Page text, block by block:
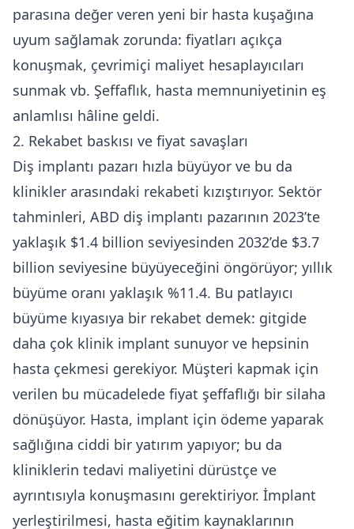
parasına değer veren yeni bir hasta kuşağına
uyum sağlamak zorunda: fiyatları açıkça
konuşmak, çevrimiçi maliyet hesaplayıcıları
sunmak vb. Şeffaflık, hasta memnuniyetinin eş
anlamlısı hâline geldi.
2. Rekabet baskısı ve fiyat savaşları
Diş implantı pazarı hızla büyüyor ve bu da
klinikler arasındaki rekabeti kızıştırıyor. Sektör
tahminleri, ABD diş implantı pazarının 2023’te
yaklaşık $1.4 billion seviyesinden 2032’de $3.7
billion seviyesine büyüyeceğini öngörüyor; yıllık
büyüme oranı yaklaşık %11.4. Bu patlayıcı
büyüme kıyasıya bir rekabet demek: gitgide
daha çok klinik implant sunuyor ve hepsinin
hasta çekmesi gerekiyor. Müşteri kapmak için
verilen bu mücadelede fiyat şeffaflığı bir silaha
dönüşüyor. Hasta, implant için ödeme yaparak
sağlığına ciddi bir yatırım yapıyor; bu da
kliniklerin tedavi maliyetini dürüstçe ve
ayrıntısıyla konuşmasını gerektiriyor. İmplant
yerleştirilmesi, hasta eğitim kaynaklarının